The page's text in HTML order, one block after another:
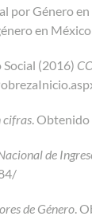
por Género
en
(2016)
cifras.
de
de Género.